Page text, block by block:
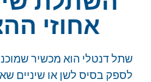
אחוזי
שתל דנטלי הוא מכשיר
לספק בסיס לשן או שיניים